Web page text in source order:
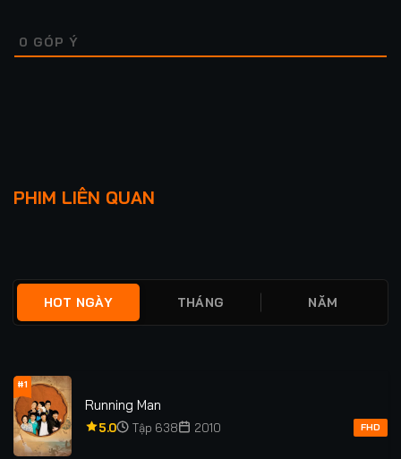
0 GÓP Ý
PHIM LIÊN QUAN
ẨN DANH 3
HOT NGÀY THÁNG NĂM
#1
Running Man
5.0 Tập 638 2010 FHD